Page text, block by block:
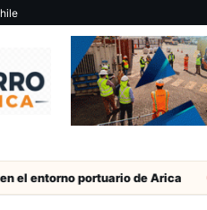
portuario de Arica Duro